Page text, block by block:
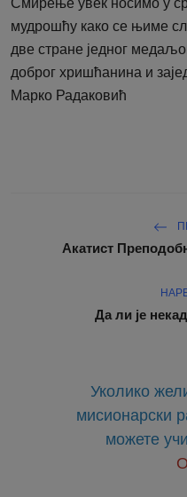
мудрошћу како се њиме
две стране једног
доброг хришћанина и
Марко Радаковић
Акатист
Да ли је
Уколико
мисионарски
можете